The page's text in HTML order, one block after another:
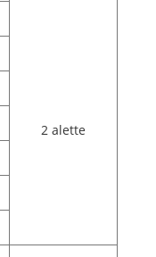
2 alette